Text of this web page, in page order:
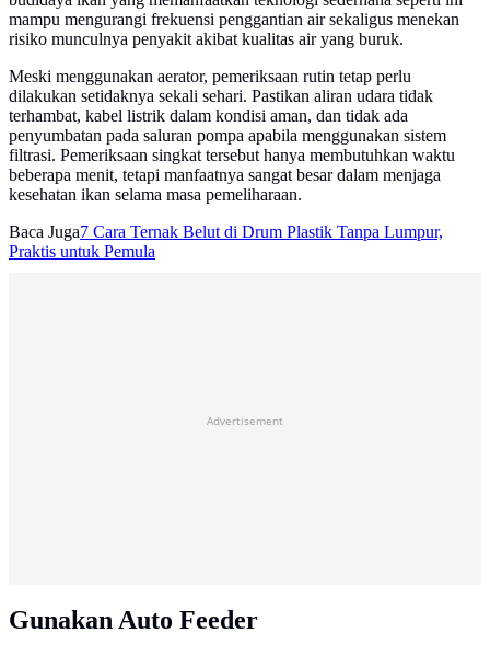
mampu mengurangi frekuensi penggantian air sekaligus menekan
risiko munculnya penyakit akibat kualitas air yang buruk.
Meski menggunakan aerator, pemeriksaan rutin tetap perlu
dilakukan setidaknya sekali sehari. Pastikan aliran udara tidak
terhambat, kabel listrik dalam kondisi aman, dan tidak ada
penyumbatan pada saluran pompa apabila menggunakan sistem
filtrasi. Pemeriksaan singkat tersebut hanya membutuhkan waktu
beberapa menit, tetapi manfaatnya sangat besar dalam menjaga
kesehatan ikan selama masa pemeliharaan.
Baca Juga7 Cara Ternak Belut di Drum Plastik Tanpa Lumpur,
Praktis untuk Pemula
Advertisement
Gunakan Auto Feeder